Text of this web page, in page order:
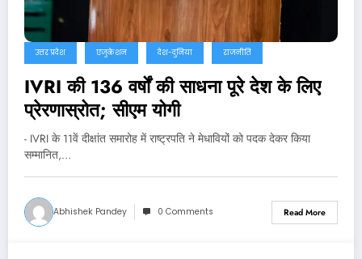
उत्तर प्रदेश एजुकेशन देश-दुनिया राजनीति
IVRI की 136 वर्षों की साधना पूरे देश के लिए
प्रेरणास्रोत; सीएम योगी
- IVRI के 11वें दीक्षांत समारोह में राष्ट्रपति ने मेधावियों को पदक देकर किया
सम्मानित,…
Abhishek Pandey 0 Comments Read More